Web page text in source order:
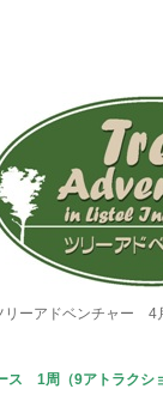
リーアドベンチャー 4
ス 1周（9アトラク